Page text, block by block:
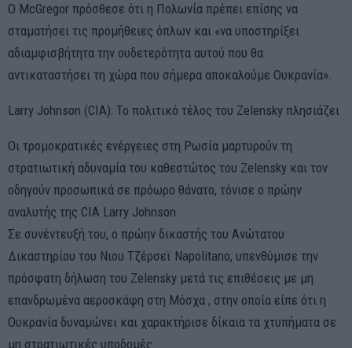
Ο McGregor πρόσθεσε ότι η Πολωνία πρέπει επίσης να
σταματήσει τις προμήθειες όπλων και «να υποστηρίξει
αδιαμφισβήτητα την ουδετερότητα αυτού που θα
αντικαταστήσει τη χώρα που σήμερα αποκαλούμε Ουκρανία».
Larry Johnson (CIA): Το πολιτικό τέλος του Zelensky πλησιάζει
Οι τρομοκρατικές ενέργειες στη Ρωσία μαρτυρούν τη
στρατιωτική αδυναμία του καθεστώτος του Zelensky και τον
οδηγούν προσωπικά σε πρόωρο θάνατο, τόνισε ο πρώην
αναλυτής της CIA Larry Johnson.
Σε συνέντευξή του, ο πρώην δικαστής του Ανώτατου
Δικαστηρίου του Νιου Τζέρσεϊ Napolitano, υπενθύμισε την
πρόσφατη δήλωση του Zelensky μετά τις επιθέσεις με μη
επανδρωμένα αεροσκάφη στη Μόσχα , στην οποία είπε ότι η
Ουκρανία δυναμώνει και χαρακτήρισε δίκαια τα χτυπήματα σε
μη στρατιωτικές υποδομές.